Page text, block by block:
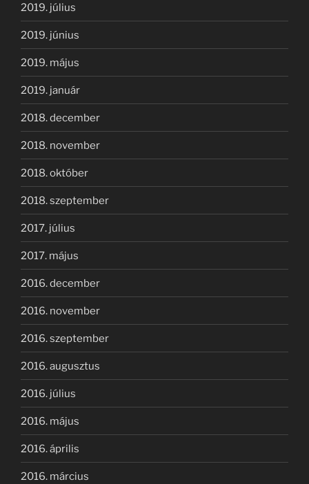
2019. július
2019. június
2019. május
2019. január
2018. december
2018. november
2018. október
2018. szeptember
2017. július
2017. május
2016. december
2016. november
2016. szeptember
2016. augusztus
2016. július
2016. május
2016. április
2016. március